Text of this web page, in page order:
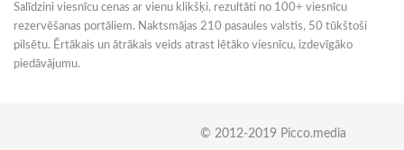
Salīdzini viesnīcu cenas ar vienu klikšķi, rezultāti no 100+ viesnīcu
rezervēšanas portāliem. Naktsmājas 210 pasaules valstīs, 50 tūkštoši
pilsētu. Ērtākais un ātrākais veids atrast lētāko viesnīcu, izdevīgāko
piedāvājumu.
© 2012-2019 Picco.media